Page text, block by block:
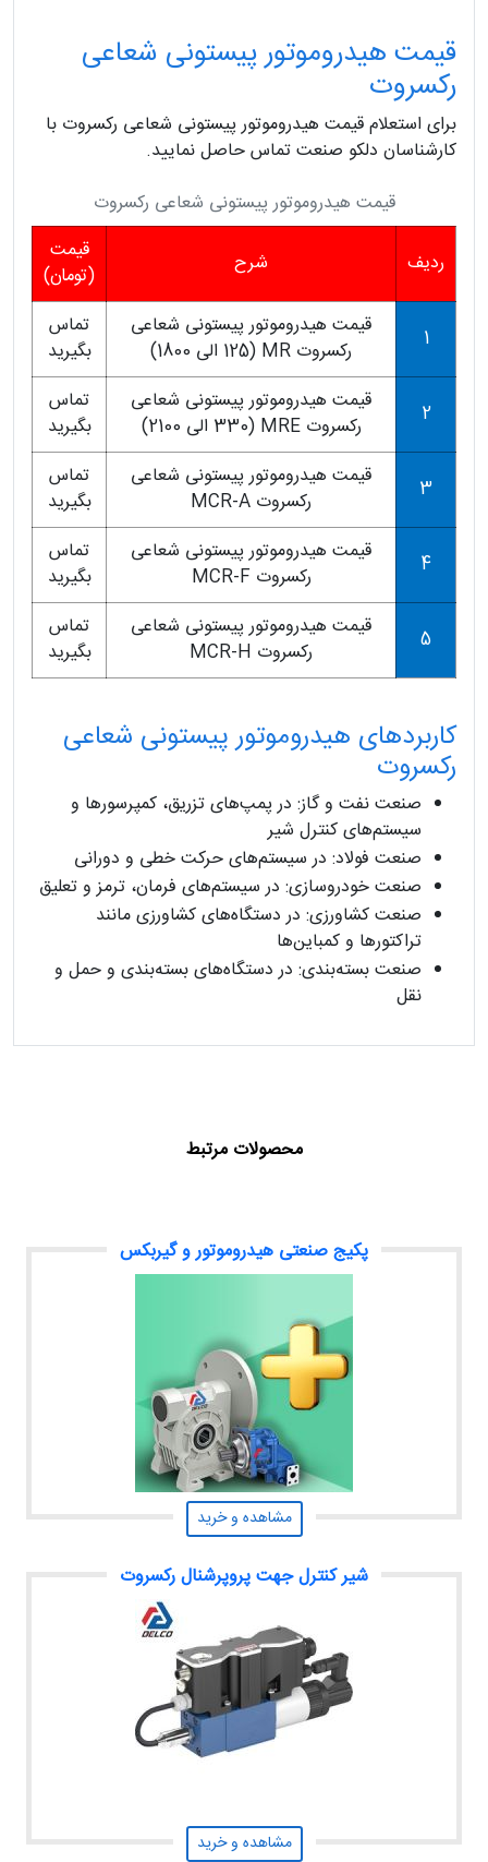
قیمت هیدروموتور پیستونی شعاعی
رکسروت
برای استعلام قیمت هیدروموتور پیستونی شعاعی رکسروت با
کارشناسان دلکو صنعت تماس حاصل نمایید.
قیمت هیدروموتور پیستونی شعاعی رکسروت
ردیف شرح
قیمت
(تومان)
1
قیمت هیدروموتور پیستونی شعاعی
رکسروت MR (125 الی 1800)
تماس
بگیرید
2
قیمت هیدروموتور پیستونی شعاعی
رکسروت MRE (330 الی 2100)
تماس
بگیرید
3
قیمت هیدروموتور پیستونی شعاعی
رکسروت MCR-A
تماس
بگیرید
4
قیمت هیدروموتور پیستونی شعاعی
رکسروت MCR-F
تماس
بگیرید
5
قیمت هیدروموتور پیستونی شعاعی
رکسروت MCR-H
تماس
بگیرید
کاربردهای هیدروموتور پیستونی شعاعی
رکسروت
صنعت نفت و گاز: در پمپ‌های تزریق، کمپرسورها و
سیستم‌های کنترل شیر
صنعت فولاد: در سیستم‌های حرکت خطی و دورانی
صنعت خودروسازی: در سیستم‌های فرمان، ترمز و تعلیق
صنعت کشاورزی: در دستگاه‌های کشاورزی مانند
تراکتورها و کمباین‌ها
صنعت بسته‌بندی: در دستگاه‌های بسته‌بندی و حمل و
نقل
محصولات مرتبط
پکیج صنعتی هیدروموتور و گیربکس
مشاهده و خرید
شیر کنترل جهت پروپرشنال رکسروت
مشاهده و خرید